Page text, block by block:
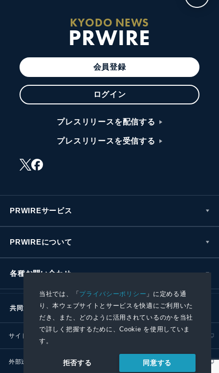
当社では、「プライバシーポリシー 」に定める通
り、本ウェブサイトとサービスを快適にご利用いた
だき、また、どのように活用されているのかを当社
で詳しく把握するために、Cookie を使用していま
す。
拒否する 同意する
KYODO NEWS
PRWIRE
会員登録
ログイン
プレスリリースを配信する
プレスリリースを受信する
PRWIREサービス
PRWIREについて
各種お問い合わせ
共同通信社グループ
サイトポリシー
外部送信ポリシー プレスリリース取扱基準